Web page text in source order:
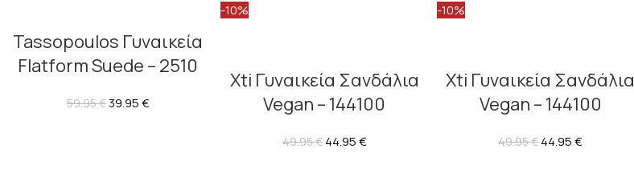
Tassopoulos Γυναικεία
Flatform Suede – 2510
59.95€39.95€
-10%
Xti Γυναικεία Σανδάλια
Vegan – 144100
49.95€ 44.95€
-10%
Xti Γυναικεία Σανδάλια
Vegan – 144100
49.95€44.95€